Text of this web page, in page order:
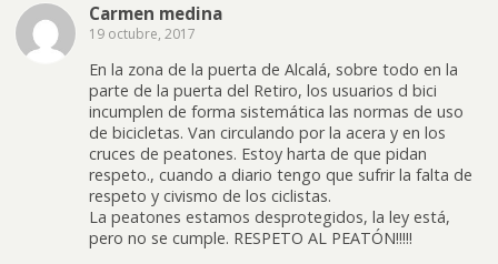
Carmen medina
19 octubre, 2017
En la zona de la puerta de Alcalá, sobre todo en la
parte de la puerta del Retiro, los usuarios d bici
incumplen de forma sistemática las normas de uso
de bicicletas. Van circulando por la acera y en los
cruces de peatones. Estoy harta de que pidan
respeto., cuando a diario tengo que sufrir la falta de
respeto y civismo de los ciclistas.
La peatones estamos desprotegidos, la ley está,
pero no se cumple. RESPETO AL PEATÓN!!!!!